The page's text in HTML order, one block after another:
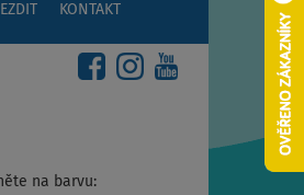
KONTAKT
na barvu: